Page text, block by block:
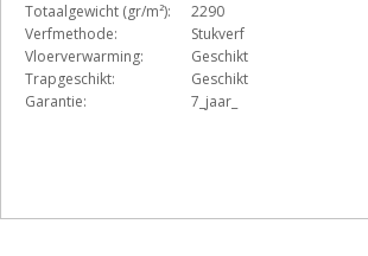
Totaalgewicht (gr/m²):
2290
Verfmethode:
Stukverf
Vloerverwarming:
Geschikt
Trapgeschikt:
Geschikt
Garantie:
7_jaar_